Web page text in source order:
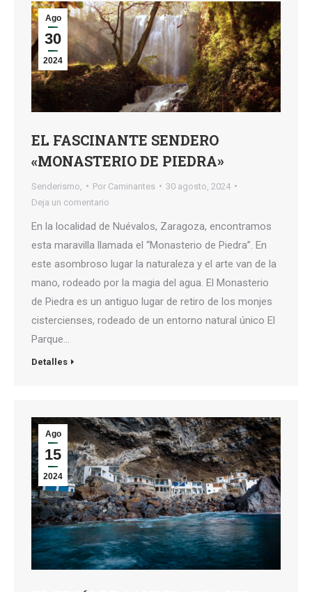
Ago
30
2024
EL FASCINANTE SENDERO
«MONASTERIO DE PIEDRA»
Senderismo, Por Caminantes
30 agosto, 2024
Deja un comentario
En la localidad de Nuévalos, Zaragoza, encontramos
esta maravilla llamada el “Monasterio de Piedra”. En
este asombroso lugar la naturaleza y el arte van de la
mano, rodeado por la magia del agua. El Monasterio
de Piedra es un antiguo lugar de retiro de los monjes
cistercienses, rodeado de un entorno natural único El
Parque…
Detalles
Ago
15
2024